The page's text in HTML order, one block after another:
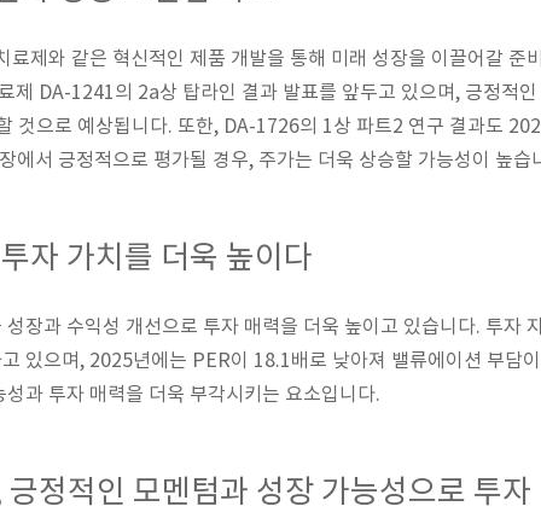
료제와 같은 혁신적인 제품 개발을 통해 미래 성장을 이끌어갈 준
제 DA-1241의 2a상 탑라인 결과 발표를 앞두고 있으며, 긍정적
것으로 예상됩니다. 또한, DA-1726의 1상 파트2 연구 결과도
에서 긍정적으로 평가될 경우, 주가는 더욱 상승할 가능성이 높습
자 가치를 더욱 높이다
장과 수익성 개선으로 투자 매력을 더욱 높이고 있습니다. 투자
있으며, 2025년에는 PER이 18.1배로 낮아져 밸류에이션 부담
과 투자 매력을 더욱 부각시키는 요소입니다.
정적인 모멘텀과 성장 가능성으로 투자